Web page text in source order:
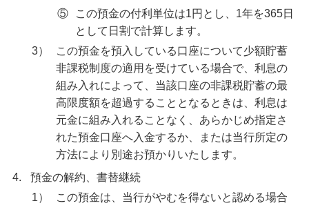
⑤
この預金の付利単位は1円とし、1年を365日
として日割で計算します。
3）
この預金を預入している口座について少額貯蓄
非課税制度の適用を受けている場合で、利息の
組み入れによって、当該口座の非課税貯蓄の最
高限度額を超過することとなるときは、利息は
元金に組み入れることなく、あらかじめ指定さ
れた預金口座へ入金するか、または当行所定の
方法により別途お預かりいたします。
4.
預金の解約、書替継続
1）
この預金は、当行がやむを得ないと認める場合